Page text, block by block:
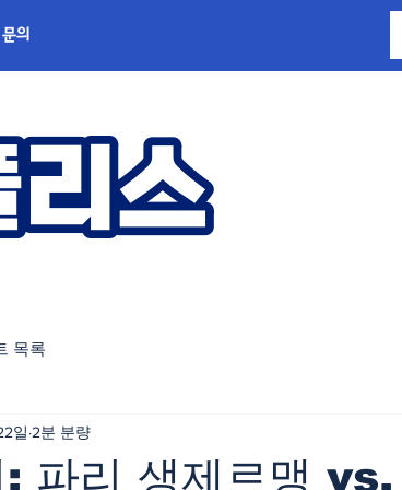
문의
목록
파리 생제르맹 vs.
일 2분 분량